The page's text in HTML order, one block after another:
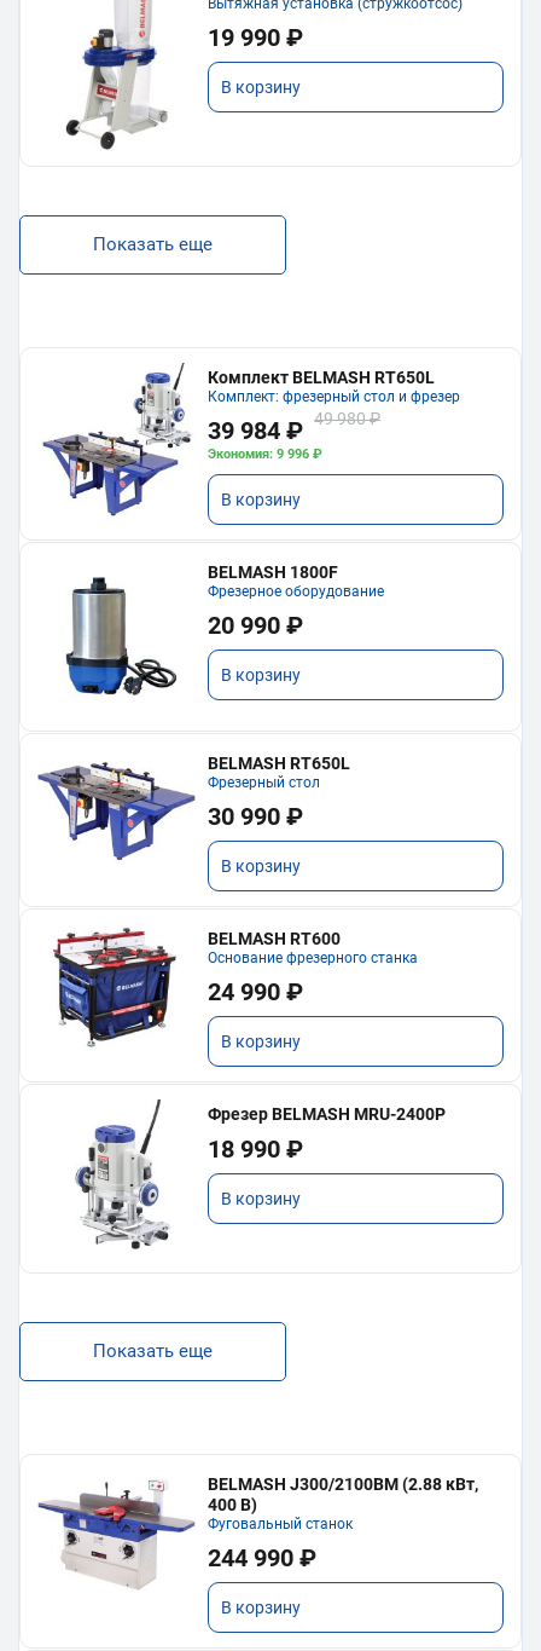
19 990 ₽
В корзину
Показать еще
Комплект BELMASH RT650L
Комплект: фрезерный стол и фрезер
39 984 ₽ 49 980 ₽
Экономия: 9 996 ₽
В корзину
BELMASH 1800F
Фрезерное оборудование
20 990 ₽
В корзину
BELMASH RT650L
Фрезерный стол
30 990 ₽
В корзину
BELMASH RT600
Основание фрезерного станка
24 990 ₽
В корзину
Фрезер BELMASH MRU-2400P
18 990 ₽
В корзину
Показать еще
BELMASH J300/2100ВМ (2.88 кВт,
400 В)
Фуговальный станок
244 990 ₽
В корзину